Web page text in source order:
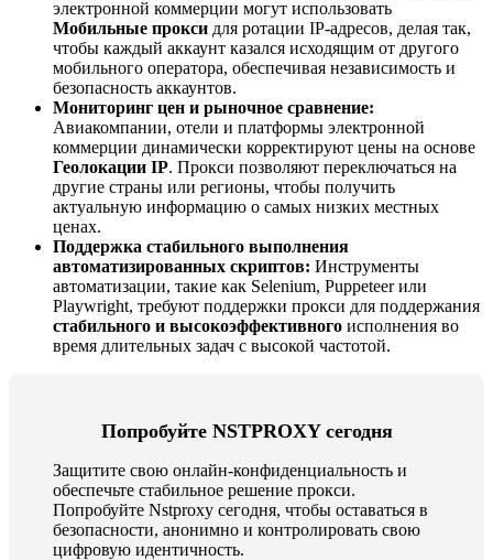
электронной коммерции могут использовать
Мобильные прокси для ротации IP-адресов, делая так,
чтобы каждый аккаунт казался исходящим от другого
мобильного оператора, обеспечивая независимость и
безопасность аккаунтов.
Мониторинг цен и рыночное сравнение:
Авиакомпании, отели и платформы электронной
коммерции динамически корректируют цены на основе
Геолокации IP. Прокси позволяют переключаться на
другие страны или регионы, чтобы получить
актуальную информацию о самых низких местных
ценах.
Поддержка стабильного выполнения
автоматизированных скриптов: Инструменты
автоматизации, такие как Selenium, Puppeteer или
Playwright, требуют поддержки прокси для поддержания
стабильного и высокоэффективного исполнения во
время длительных задач с высокой частотой.
Попробуйте NSTPROXY сегодня
Защитите свою онлайн-конфиденциальность и
обеспечьте стабильное решение прокси.
Попробуйте Nstproxy сегодня, чтобы оставаться в
безопасности, анонимно и контролировать свою
цифровую идентичность.